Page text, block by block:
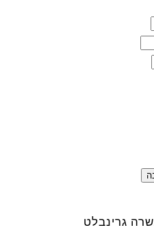
גרינבלט